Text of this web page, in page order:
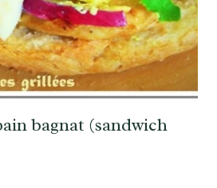
bagnat (sandwich